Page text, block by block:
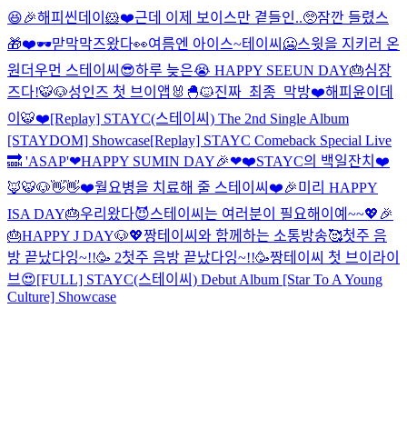
😆🎉해피씬데이🐹❤️근데 이제 보이스만 곁들인..🥺잠깐 들렸스
🎁❤️🕶맏막막즈왔다👀여름엔 아이스~테이씨🥶스윗을 지키러 온
원더우먼 스테이씨😎하루 늦은😭 HAPPY SEEUN DAY🎂심장
즈다!🐯🐶성인즈 첫 브이앱🐰🐣🐱진짜_최종_막방❤️해피윤이데
이🐯❤️[Replay] STAYC(스테이씨) The 2nd Single Album
[STAYDOM] Showcase[Replay] STAYC Comeback Special Live
🔜 'ASAP'❤HAPPY SUMIN DAY🎉❤❤️STAYC의 백일잔치❤️
🦊🐯🐶👋👋❤️월요병을 치료해 줄 스테이씨❤️🎉미리 HAPPY
ISA DAY🎂우리왔다😈스테이씨는 여러분이 필요해이예~~💖 🎉
🎂HAPPY J DAY🐶💖짱테이씨와 함께하는 소통방송🥰첫주 음
방 끝났다잉~!!🥳 2첫주 음방 끝났다잉~!!🥳짱테이씨 첫 브이라이
브😍[FULL] STAYC(스테이씨) Debut Album [Star To A Young
Culture] Showcase